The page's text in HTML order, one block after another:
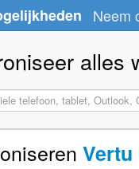
Neem
alles